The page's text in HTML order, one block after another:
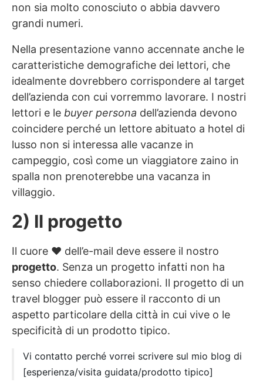
non sia molto conosciuto o abbia davvero
grandi numeri.
Nella presentazione vanno accennate anche le
caratteristiche demografiche dei lettori, che
idealmente dovrebbero corrispondere al target
dell’azienda con cui vorremmo lavorare. I nostri
lettori e le buyer persona dell’azienda devono
coincidere perché un lettore abituato a hotel di
lusso non si interessa alle vacanze in
campeggio, così come un viaggiatore zaino in
spalla non prenoterebbe una vacanza in
villaggio.
2) Il progetto
Il cuore ♥︎ dell’e-mail deve essere il nostro
progetto. Senza un progetto infatti non ha
senso chiedere collaborazioni. Il progetto di un
travel blogger può essere il racconto di un
aspetto particolare della città in cui vive o le
specificità di un prodotto tipico.
Vi contatto perché vorrei scrivere sul mio blog di
[esperienza/visita guidata/prodotto tipico]